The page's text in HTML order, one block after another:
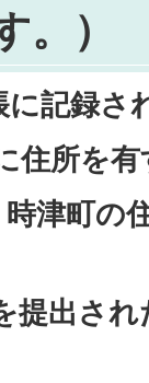
。）
に記録さ
住所を
津町の
提出さ